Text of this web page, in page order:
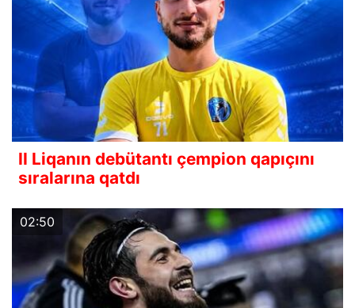
II Liqanın debütantı çempion qapıçını
sıralarına qatdı
02:50